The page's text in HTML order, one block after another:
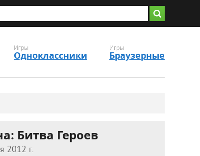
Игры
Одноклассники
Игры
Браузерные
Битва Героев
2012 г.